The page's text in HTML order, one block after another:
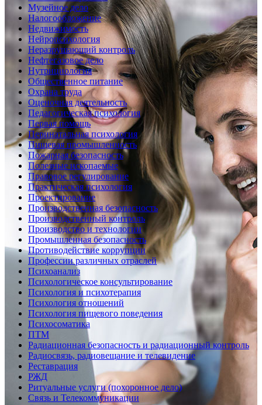
Музейное дело
Налогообложение
Недвижимость
Нейропсихология
Неразрушающий контроль
Нефтегазовое дело
Нутрициология
Общественное питание
Охрана труда
Оценочная деятельность
Педагогическая психология
Первая помощь
Перинатальная психология
Пищевая промышленность
Пожарная безопасность
Полезные ископаемые
Правовое регулирование
Практическая психология
Проектирование
Производственная безопасность
Производственный контроль
Производство и технологии
Промышленная безопасность
Противодействие коррупции
Профессии различных отраслей
Психоанализ
Психологическое консультирование
Психология и психотерапия
Психология отношений
Психология пищевого поведения
Психосоматика
ПТМ
Радиационная безопасность и радиационный контроль
Радиосвязь, радиовещание и телевидение
Реставрация
РЖД
Ритуальные услуги (похоронное дело)
Связь и Телекоммуникации